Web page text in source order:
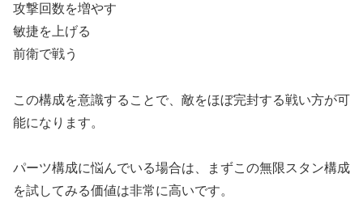
攻撃回数を増やす
敏捷を上げる
前衛で戦う
この構成を意識することで、敵をほぼ完封する戦い方が可
能になります。
パーツ構成に悩んでいる場合は、まずこの無限スタン構成
を試してみる価値は非常に高いです。